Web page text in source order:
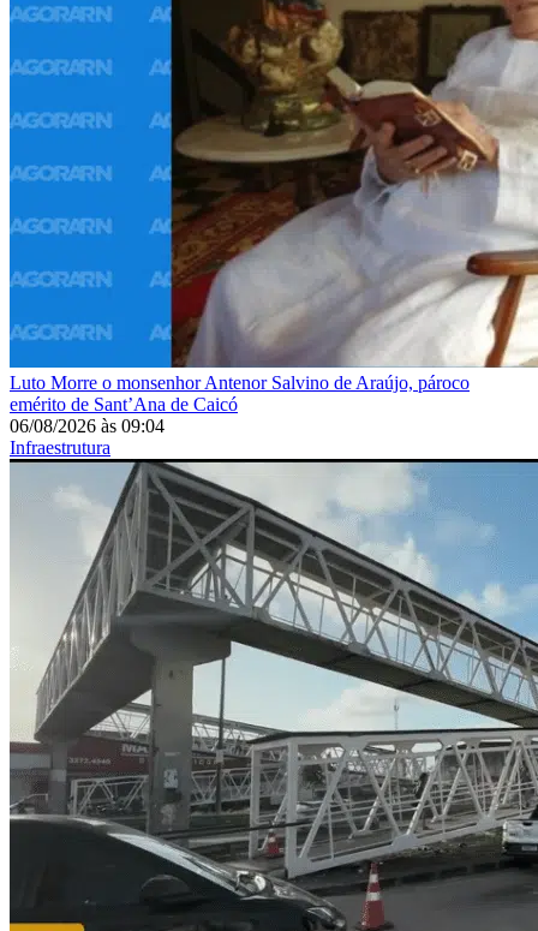
Luto Morre o monsenhor Antenor Salvino de Araújo, pároco
emérito de Sant’Ana de Caicó
06/08/2026 às 09:04
Infraestrutura